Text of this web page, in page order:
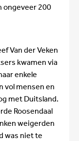
ongeveer 200
Van der Veken
kwamen via
enkele
vol mensen en
met Duitsland.
Roosendaal
weigerden
was niet te